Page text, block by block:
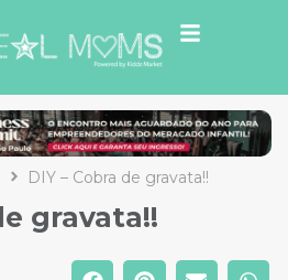
DIY – Cobra de gravata!!
gravata!!